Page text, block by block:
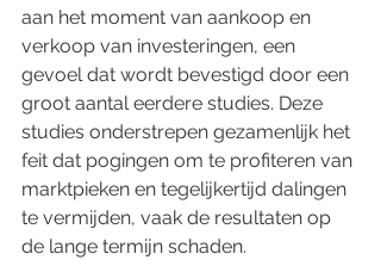
aan het moment van aankoop en
verkoop van investeringen, een
gevoel dat wordt bevestigd door een
groot aantal eerdere studies. Deze
studies onderstrepen gezamenlijk het
feit dat pogingen om te profiteren van
marktpieken en tegelijkertijd dalingen
te vermijden, vaak de resultaten op
de lange termijn schaden.